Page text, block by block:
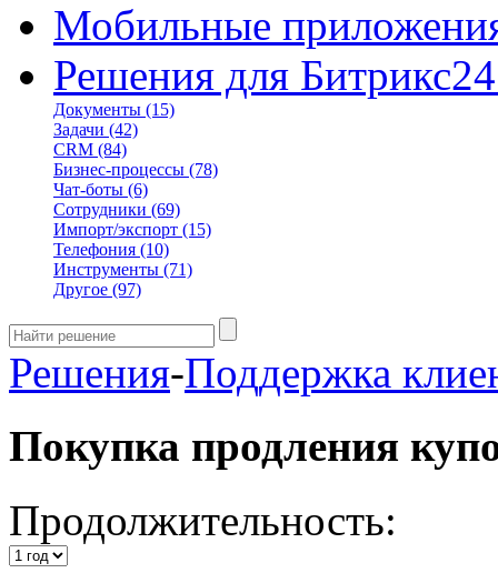
Мобильные
Решения для Битрикс24
Документы (15)
Задачи (42)
CRM (84)
Бизнес-процессы (78)
Чат-боты (6)
Сотрудники (69)
Импорт/экспорт (15)
Телефония (10)
Инструменты (71)
Другое (97)
Решения-Поддержка
Покупка продления
Продолжительность: